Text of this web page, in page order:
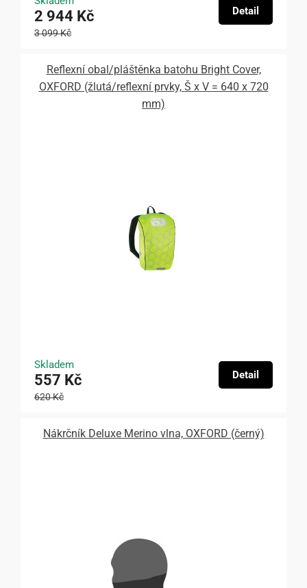
2 944 Kč
3 099 Kč
Detail
Reflexní obal/pláštěnka batohu Bright Cover,
OXFORD (žlutá/reflexní prvky, Š x V = 640 x 720
mm)
Skladem
557 Kč
620 Kč
Detail
Nákrčník Deluxe Merino vlna, OXFORD (černý)